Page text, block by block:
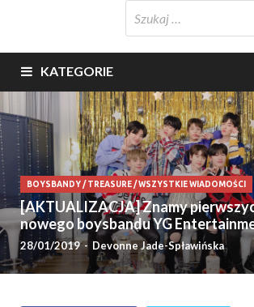
KATEGORIE
BOYSBANDY/TREASURE/WSZYSTKIE WIADOMOŚCI
[AKTUALIZACJA] Znamy
nowego boysbandu YG
28/01/2019- Devonne Jade-Spławińska